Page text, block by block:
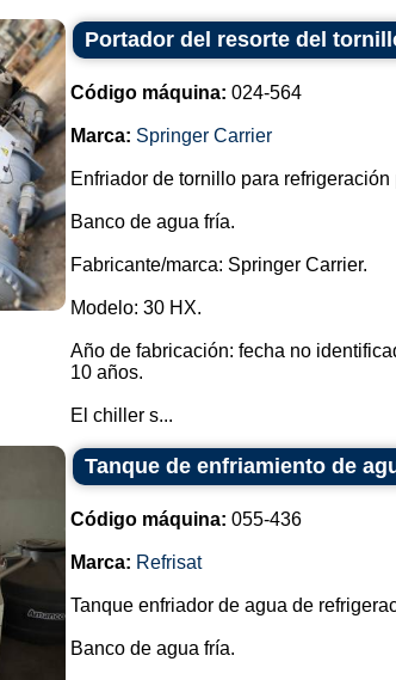
Portador del resorte del
Código máquina: 024-564
Marca: Springer Carrier
Enfriador de tornillo para refrigeración
Banco de agua fría.
Fabricante/marca: Springer Carrier.
Modelo: 30 HX.
Año de fabricación: fecha no
10 años.
El chiller s...
Tanque de enfriamiento de
Código máquina: 055-436
Marca: Refrisat
Tanque enfriador de agua de
Banco de agua fría.